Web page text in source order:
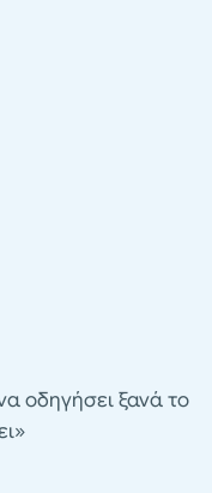
οδηγήσει ξανά το